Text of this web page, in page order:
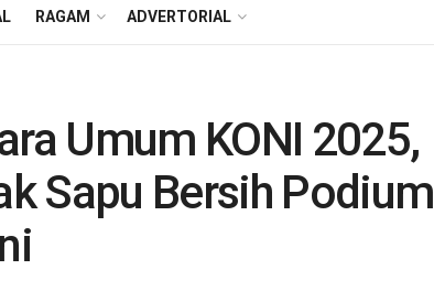
RAGAM ADVERTORIAL
Umum KONI 2025,
Sapu Bersih Podium